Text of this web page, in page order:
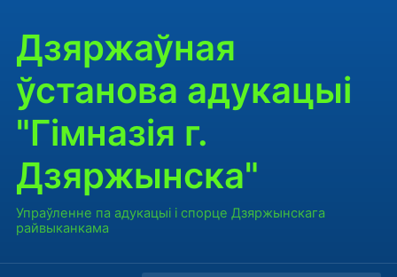
Дзяржаўная
ўстанова адукацыі
"Гімназія г.
Дзяржынска"
Упраўленне па адукацыі і спорце Дзяржынскага
райвыканкама